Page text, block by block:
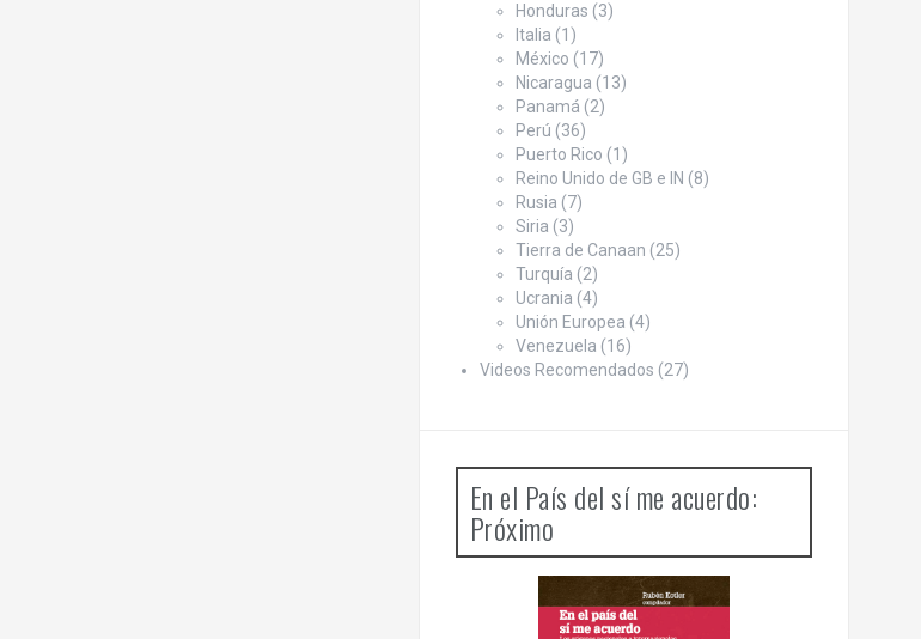
Honduras (3)
Italia (1)
México (17)
Nicaragua (13)
Panamá (2)
Perú (36)
Puerto Rico (1)
Reino Unido de GB e IN (8)
Rusia (7)
Siria (3)
Tierra de Canaan (25)
Turquía (2)
Ucrania (4)
Unión Europea (4)
Venezuela (16)
Videos Recomendados (27)
En el País del sí me acuerdo:
Próximo